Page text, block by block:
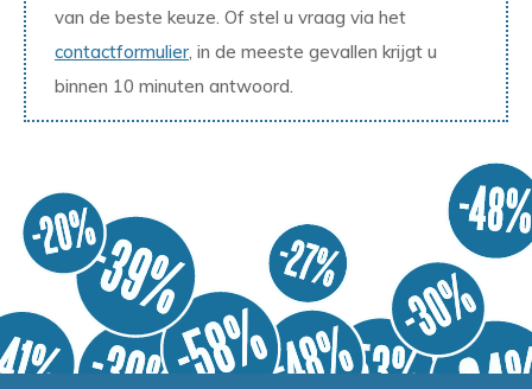
van de beste keuze. Of stel u vraag via het
contactformulier, in de meeste gevallen krijgt u
binnen 10 minuten antwoord.